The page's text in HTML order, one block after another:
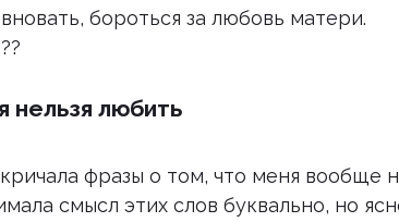
бороться за любовь матери.
нельзя любить
фразы о том, что меня вообще
смысл этих слов буквально, но